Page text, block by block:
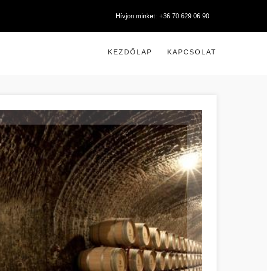
Hívjon minket: +36 70 629 06 90
KEZDŐLAP KAPCSOLAT